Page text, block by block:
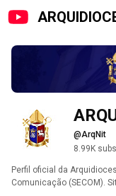
@ArqNit
8.99K
Perfil oficial da
Comunicação (SECOM).